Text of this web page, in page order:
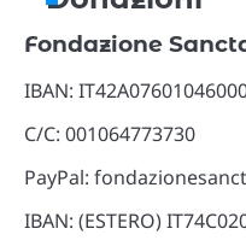
Fondazione
IBAN:
C/C: 001064773730
PayPal:
IBAN: (ESTERO)